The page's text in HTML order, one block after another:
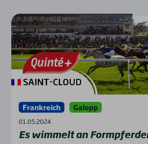
Frankreich Galopp
01.05.2024
Es wim­melt an